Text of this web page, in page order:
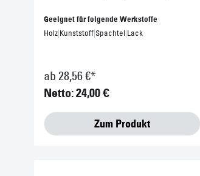
Geeignet für folgende Werkstoffe
Holz|Kunststoff|Spachtel|Lack
ab 28,56 €*
Netto: 24,00 €
Zum Produkt